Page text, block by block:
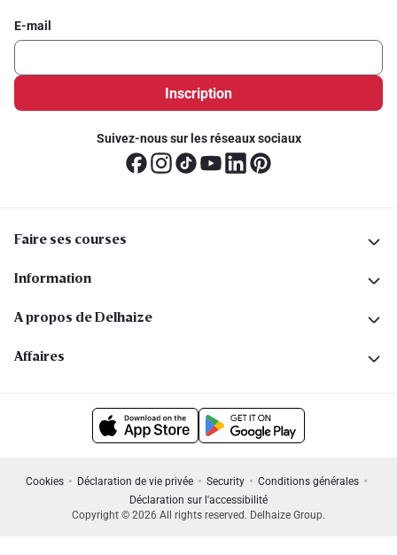
E-mail
Inscription
Suivez-nous sur les réseaux sociaux
Faire ses courses
Information
A propos de Delhaize
Affaires
Cookies Déclaration de vie privée Security
Conditions générales
Déclaration sur l'accessibilité
Copyright © 2026 All rights reserved. Delhaize Group.